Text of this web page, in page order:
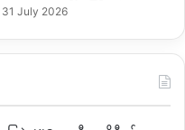
31 July 2026